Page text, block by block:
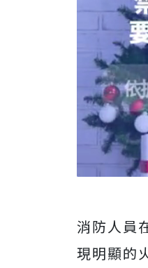
消防人員
現明顯的